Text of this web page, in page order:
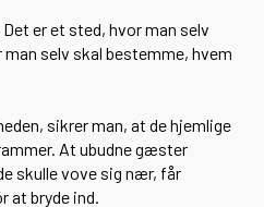
er et sted, hvor man selv
selv skal bestemme, hvem
sikrer man, at de hjemlige
At ubudne gæster
skulle vove sig nær, får
bryde ind.